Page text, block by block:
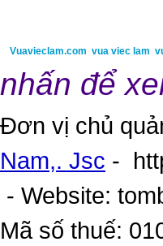
Vuavieclam.com vua viec lam
nhấn để
Đơn vị chủ
Nam,. Jsc -
- Website:
Mã số thuế: